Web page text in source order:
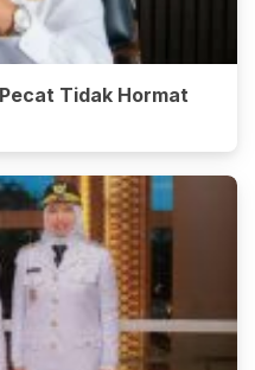
Tidak Hormat